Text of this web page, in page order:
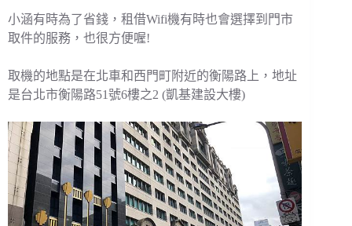
小涵有時為了省錢，租借Wifi機有時也會選擇到門市
取件的服務，也很方便喔!
取機的地點是在北車和西門町附近的衡陽路上，地址
是台北市衡陽路51號6樓之2 (凱基建設大樓)